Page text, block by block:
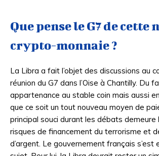
Que pense le G7 de cette
crypto-monnaie ?
La Libra a fait l’objet des discussions au
réunion du G7 dans l’Oise à Chantilly. Du
appartenance au stable coin mais aussi
que ce soit un tout nouveau moyen de
principal souci durant les débats demeure
risques de financement du terrorisme et
d’argent. Le gouvernement français s’est